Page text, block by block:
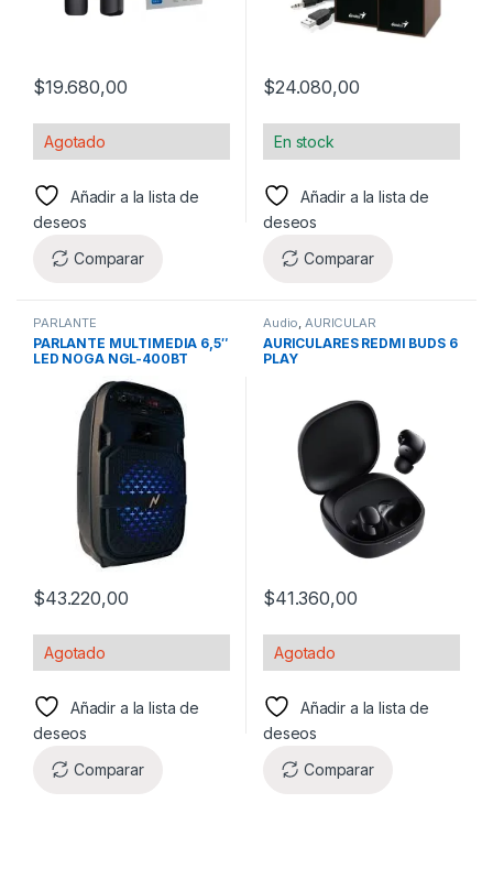
$19.680,00
Agotado
Añadir a la lista de
deseos
Comparar
$24.080,00
En stock
Añadir a la lista de
deseos
Comparar
PARLANTE
PARLANTE MULTIMEDIA 6,5″
LED NOGA NGL-400BT
$43.220,00
Agotado
Añadir a la lista de
deseos
Comparar
Audio,AURICULAR
AURICULARES REDMI BUDS 6
PLAY
$41.360,00
Agotado
Añadir a la lista de
deseos
Comparar